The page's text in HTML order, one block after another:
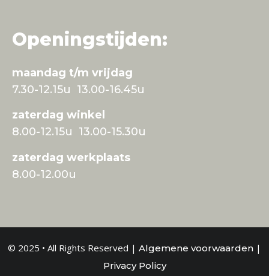
Openingstijden:
maandag t/m vrijdag
7.30-12.15u 13.00-16.45u
zaterdag winkel
8.00-12.15u 13.00-15.30u
zaterdag werkplaats
8.00-12.00u
© 2025 • All Rights Reserved | Algemene voorwaarden |
Privacy Policy